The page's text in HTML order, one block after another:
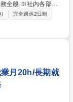
全般 ※社内各部署
【詳細】・
の対応） ・リーガル
コンプライアンス強
管理（規程管理）・
、労働審判、斡旋、
研修の企画立案 な
完全週休2日制
業月20h/長期就